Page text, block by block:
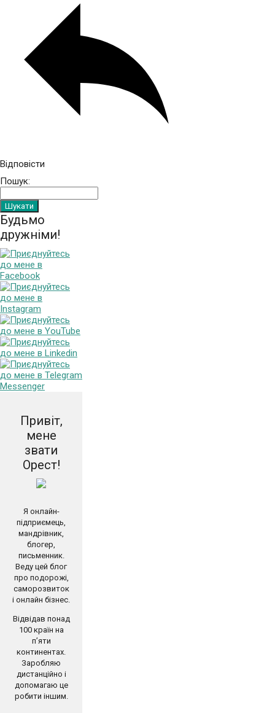
Відповісти
Пошук:
Будьмо
дружніми!
Привіт,
мене
звати
Орест!
Я онлайн-
підприємець,
мандрівник,
блогер,
письменник.
Веду цей блог
про подорожі,
саморозвиток
і онлайн бізнес.
Відвідав понад
100 країн на
п’яти
континентах.
Заробляю
дистанційно і
допомагаю це
робити іншим.